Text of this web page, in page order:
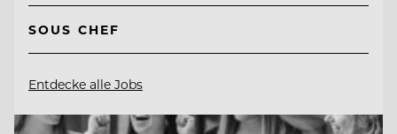
SOUS CHEF
Entdecke alle Jobs